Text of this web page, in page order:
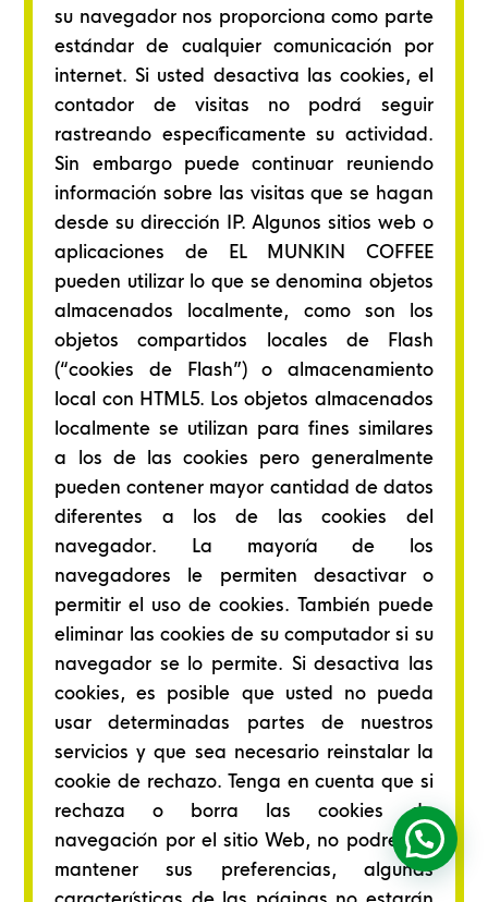
su navegador nos proporciona como parte
estándar de cualquier comunicación por
internet. Si usted desactiva las cookies, el
contador de visitas no podrá seguir
rastreando específicamente su actividad.
Sin embargo puede continuar reuniendo
información sobre las visitas que se hagan
desde su dirección IP. Algunos sitios web o
aplicaciones de EL MUNKIN COFFEE
pueden utilizar lo que se denomina objetos
almacenados localmente, como son los
objetos compartidos locales de Flash
(“cookies de Flash”) o almacenamiento
local con HTML5. Los objetos almacenados
localmente se utilizan para fines similares
a los de las cookies pero generalmente
pueden contener mayor cantidad de datos
diferentes a los de las cookies del
navegador. La mayoría de los
navegadores le permiten desactivar o
permitir el uso de cookies. También puede
eliminar las cookies de su computador si su
navegador se lo permite. Si desactiva las
cookies, es posible que usted no pueda
usar determinadas partes de nuestros
servicios y que sea necesario reinstalar la
cookie de rechazo. Tenga en cuenta que si
rechaza o borra las cookies de
navegación por el sitio Web, no podremos
mantener sus preferencias, algunas